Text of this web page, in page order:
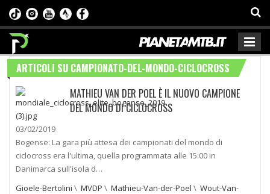
ARTICOLI SU CAMPIONATO-DEL-MONDO-CICLOCROSS
MATHIEU VAN DER POEL È IL NUOVO CAMPIONE
DEL MONDO DI CICLOCROSS
03/02/2019
Bogense: La gara più attesa dei campionati del mondo di
ciclocross era l'ultima, quella programmata alle 15:00 in
Danimarca sull'isola d…
Gioele-Bertolini \ MVDP \ Mathieu-Van-der-Poel \ Wout-Van-